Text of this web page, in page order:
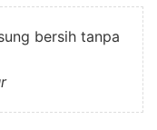
bersih tanpa